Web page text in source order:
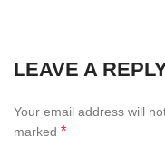
LEAVE A
Your email address will
marked *